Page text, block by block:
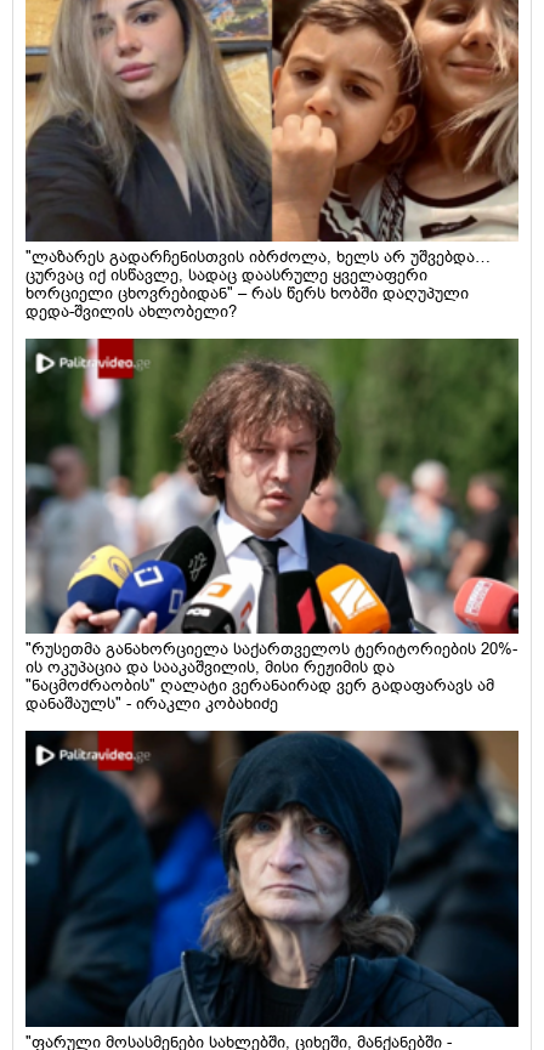
"ლაზარეს გადარჩენისთვის იბრძოლა, ხელს არ უშვებდა…
ცურვაც იქ ისწავლე, სადაც დაასრულე ყველაფერი
ხორციელი ცხოვრებიდან" – რას წერს ხობში დაღუპული
დედა-შვილის ახლობელი?
"რუსეთმა განახორციელა საქართველოს ტერიტორიების 20%-
ის ოკუპაცია და სააკაშვილის, მისი რეჟიმის და
"ნაცმოძრაობის" ღალატი ვერანაირად ვერ გადაფარავს ამ
დანაშაულს" - ირაკლი კობახიძე
"ფარული მოსასმენები სახლებში, ციხეში, მანქანებში -